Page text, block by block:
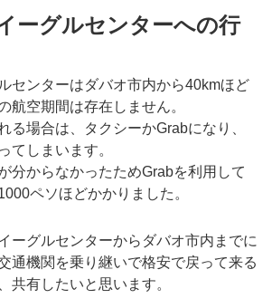
ーグルセンターへの行
センターはダバオ市内から40kmほど
航空期間は存在しません。
る場合は、タクシーかGrabになり、
てしまいます。
分からなかったためGrabを利用して
ペソほどかかりました。
ーグルセンターからダバオ市内までに
通機関を乗り継いで格安で戻って来る
共有したいと思います。